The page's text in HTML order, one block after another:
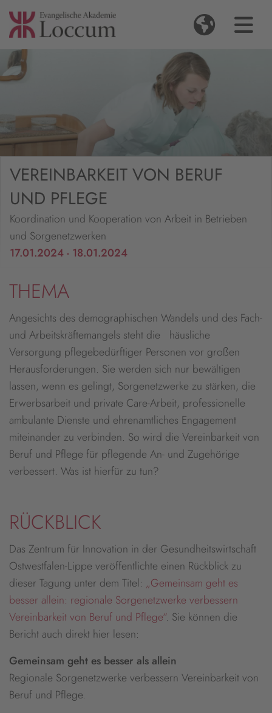
VEREINBARKEIT VON BERUF
UND PFLEGE
Koordination und Kooperation von Arbeit in Betrieben
und Sorgenetzwerken
17.01.2024 - 18.01.2024
THEMA
Angesichts des demographischen Wandels und des Fach-
und Arbeitskräftemangels steht die häusliche
Versorgung pflegebedürftiger Personen vor großen
Herausforderungen. Sie werden sich nur bewältigen
lassen, wenn es gelingt, Sorgenetzwerke zu stärken, die
Erwerbsarbeit und private Care-Arbeit, professionelle
ambulante Dienste und ehrenamtliches Engagement
miteinander zu verbinden. So wird die Vereinbarkeit von
Beruf und Pflege für pflegende An- und Zugehörige
verbessert. Was ist hierfür zu tun?
RÜCKBLICK
Das Zentrum für Innovation in der Gesundheitswirtschaft
Ostwestfalen-Lippe veröffentlichte einen Rückblick zu
dieser Tagung unter dem Titel: „Gemeinsam geht es
besser allein: regionale Sorgenetzwerke verbessern
Vereinbarkeit von Beruf und Pflege“. Sie können die
Bericht auch direkt hier lesen:
Gemeinsam geht es besser als allein
Regionale Sorgenetzwerke verbessern Vereinbarkeit von
Beruf und Pflege.